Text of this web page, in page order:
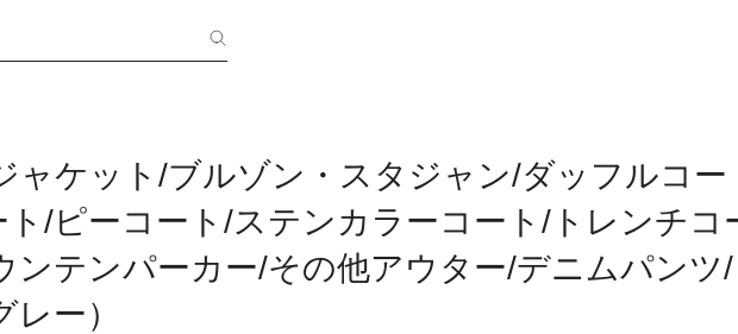
ャケット/ブルゾン・スタジャン/ダッフルコー
ト/ピーコート/ステンカラーコート/トレンチコ
ンテンパーカー/その他アウター/デニムパンツ
レー）